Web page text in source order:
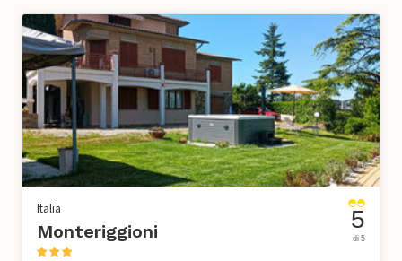
Italia
Monteriggioni 5
di 5